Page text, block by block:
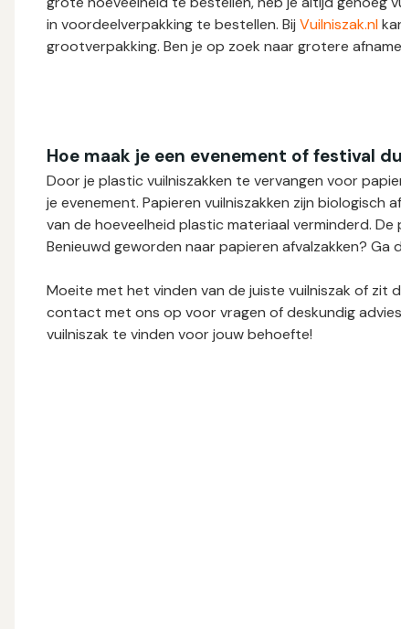
in voordeelverpakking te bestellen. Bij Vuilniszak.nl
grootverpakking. Ben je op zoek naar grotere
Hoe maak je een evenement of festival
Door je plastic vuilniszakken te vervangen voor
je evenement. Papieren vuilniszakken zijn
van de hoeveelheid plastic materiaal verminderd.
Benieuwd geworden naar papieren afvalzakken? Ga
Moeite met het vinden van de juiste vuilniszak of zit
contact met ons op voor vragen of deskundig
vuilniszak te vinden voor jouw behoefte!